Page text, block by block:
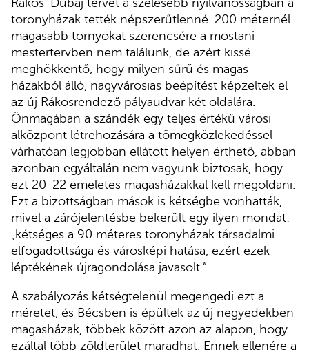
toronyházak tették népszerűtlenné. 200 méternél
magasabb tornyokat szerencsére a mostani
mestertervben nem találunk, de azért kissé
meghökkentő, hogy milyen sűrű és magas
házakból álló, nagyvárosias beépítést képzeltek el
az új Rákosrendező pályaudvar két oldalára.
Önmagában a szándék egy teljes értékű városi
alközpont létrehozására a tömegközlekedéssel
várhatóan legjobban ellátott helyen érthető, abban
azonban egyáltalán nem vagyunk biztosak, hogy
ezt 20-22 emeletes magasházakkal kell megoldani.
Ezt a bizottságban mások is kétségbe vonhatták,
mivel a zárójelentésbe bekerült egy ilyen mondat:
„kétséges a 90 méteres toronyházak társadalmi
elfogadottsága és városképi hatása, ezért ezek
léptékének újragondolása javasolt.”
A szabályozás kétségtelenül megengedi ezt a
méretet, és Bécsben is épültek az új negyedekben
magasházak, többek között azon az alapon, hogy
ezáltal több zöldterület maradhat. Ennek ellenére a